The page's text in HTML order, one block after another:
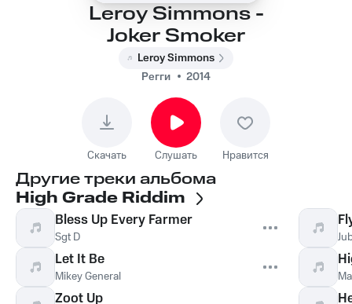
Leroy Simmons -
Joker Smoker
Leroy Simmons
Регги
2014
Скачать Слушать Нравится
Другие треки альбома
High Grade Riddim
Bless Up Every Farmer
Sgt D
Let It Be
Mikey General
Zoot Up